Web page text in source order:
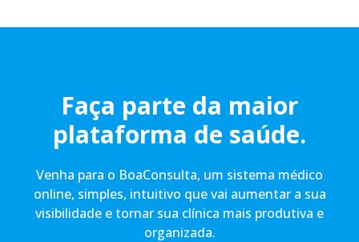
Faça parte da maior
plataforma de saúde.
Venha para o BoaConsulta, um sistema médico
online, simples, intuitivo que vai aumentar a sua
visibilidade e tornar sua clínica mais produtiva e
organizada.